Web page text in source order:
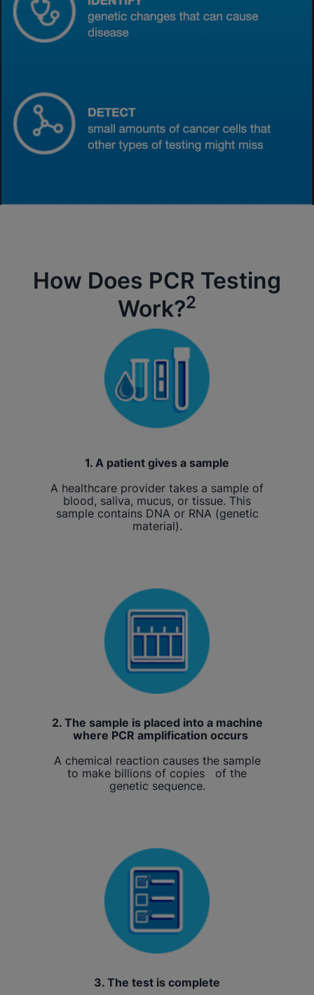
How Does PCR Testing
Work?2
1. A patient gives a sample
A healthcare provider takes a sample of
blood, saliva, mucus, or tissue. This
sample contains DNA or RNA (genetic
material).
2. The sample is placed into a machine
where PCR amplification occurs
A chemical reaction causes the sample
to make billions of copies of the
genetic sequence.
3. The test is complete